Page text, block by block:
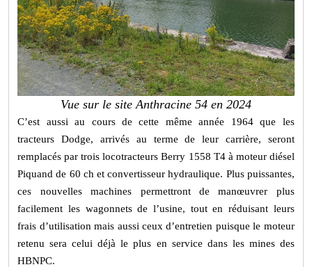
Vue sur le site Anthracine 54 en 2024
C’est aussi au cours de cette même année 1964 que les
tracteurs Dodge, arrivés au terme de leur carrière, seront
remplacés par trois locotracteurs Berry 1558 T4 à moteur diésel
Piquand de 60 ch et convertisseur hydraulique. Plus puissantes,
ces nouvelles machines permettront de manœuvrer plus
facilement les wagonnets de l’usine, tout en réduisant leurs
frais d’utilisation mais aussi ceux d’entretien puisque le moteur
retenu sera celui déjà le plus en service dans les mines des
HBNPC.